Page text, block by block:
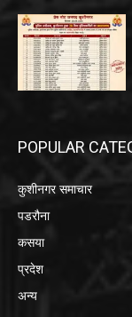
POPULAR
कुशीनगर समाचार
पडरौना
कसया
प्रदेश
अन्य